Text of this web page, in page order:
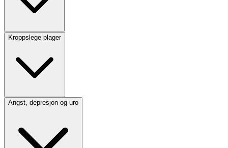
Kroppslege plager
Angst, depresjon og uro